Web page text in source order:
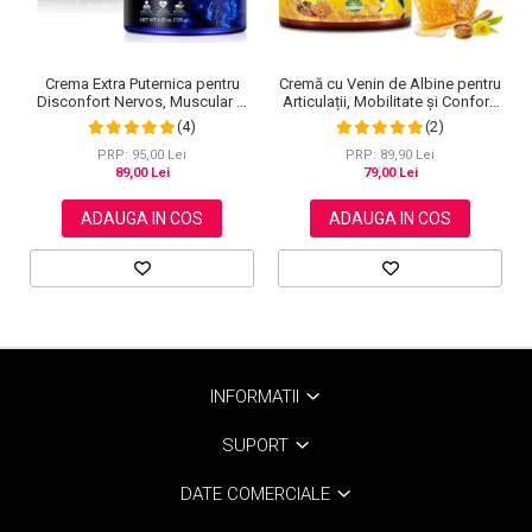
Crema Extra Puternica pentru
Disconfort Nervos, Muscular si
Articular, 120 g
(4)
PRP: 95,00 Lei
89,00 Lei
ADAUGA IN COS
Cremă cu Venin de Albine pentru
Articulații, Mobilitate și Confort,
120 g
(2)
PRP: 89,90 Lei
79,00 Lei
ADAUGA IN COS
INFORMATII
SUPORT
DATE COMERCIALE